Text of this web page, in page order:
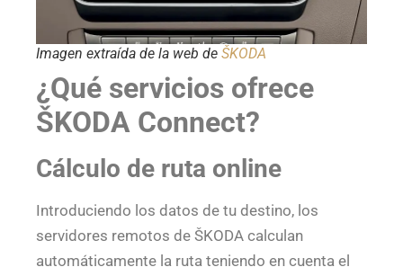
Imagen extraída de la web de ŠKODA
¿Qué servicios ofrece
ŠKODA Connect?
Cálculo de ruta online
Introduciendo los datos de tu destino, los
servidores remotos de ŠKODA calculan
automáticamente la ruta teniendo en cuenta el